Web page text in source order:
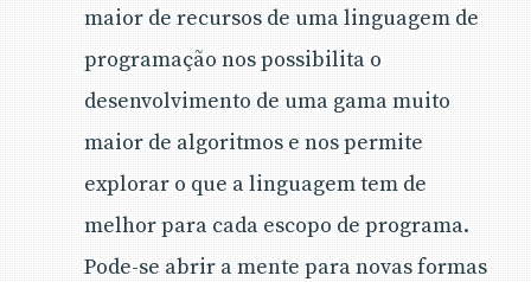
maior de recursos de uma linguagem de
programação nos possibilita o
desenvolvimento de uma gama muito
maior de algoritmos e nos permite
explorar o que a linguagem tem de
melhor para cada escopo de programa.
Pode-se abrir a mente para novas formas